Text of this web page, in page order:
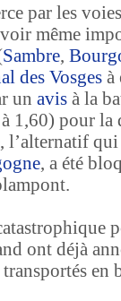
par les
même
Sambre,
des Vosges à
un avis à la
1,60) pour la
qui
, a été
ont déjà
en